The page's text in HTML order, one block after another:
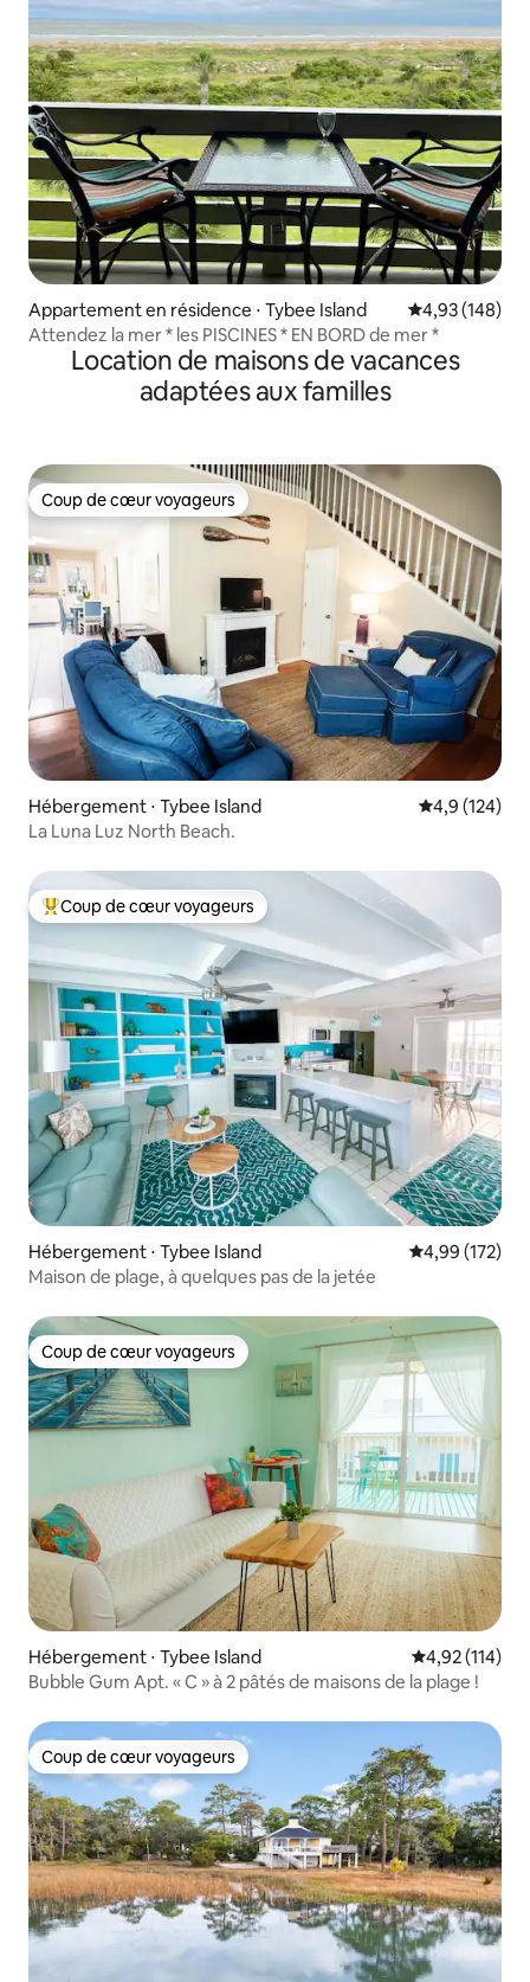
Appartement en résidence ⋅ Tybee Island Évaluation
4,93 (148)
Attendez la mer * les PISCINES * EN BORD de mer *
Location de maisons de vacances
adaptées aux familles
Coup de cœur voyageurs
Coup de cœur voyageurs
Hébergement ⋅ Tybee Island Évaluation
4,9 (124)
La Luna Luz North Beach.
Coups de cœur voyageurs les plus appréciés
Coup de cœur voyageurs
Hébergement ⋅ Tybee Island Évaluation
4,99 (172)
Maison de plage, à quelques pas de la jetée
Coup de cœur voyageurs
Coup de cœur voyageurs
Hébergement ⋅ Tybee Island Évaluation
4,92 (114)
Bubble Gum Apt. « C » à 2 pâtés de maisons de la plage !
Coup de cœur voyageurs
Coup de cœur voyageurs